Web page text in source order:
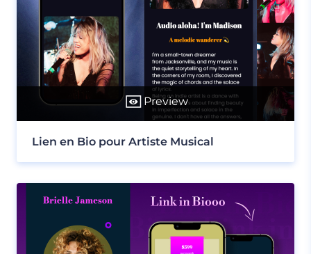
Preview
Lien en Bio pour Artiste Musical